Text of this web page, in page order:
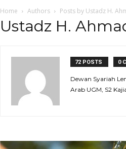
Home Authors Posts by Ustadz H.
Ustadz H.
72 POSTS 0
Dewan Syariah
Arab UGM, S2